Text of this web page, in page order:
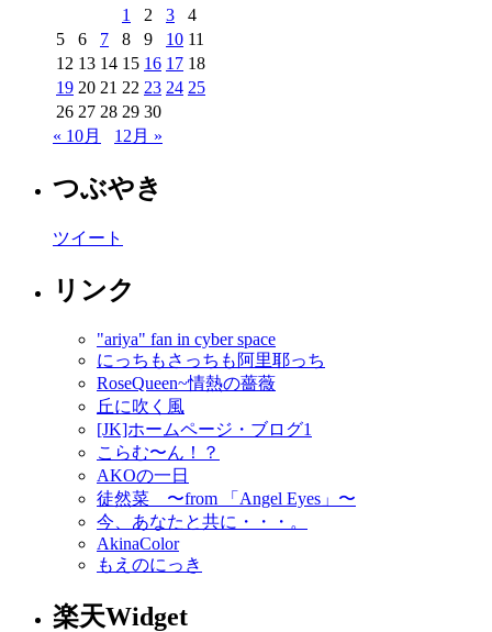
1
2 3
4
5
6 7 8 9 10 11
12 13 14 15 16 17 18
19 20 21 22 23 24 25
26 27 28 29 30
« 10月
12月 »
つぶやき
ツイート
リンク
"ariya" fan in cyber space
にっちもさっちも阿里耶っち
RoseQueen~情熱の薔薇
丘に吹く風
[JK]ホームページ・ブログ1
こらむ〜ん！？
AKOの一日
徒然菜 〜from 「Angel Eyes」〜
今、あなたと共に・・・。
AkinaColor
もえのにっき
楽天Widget